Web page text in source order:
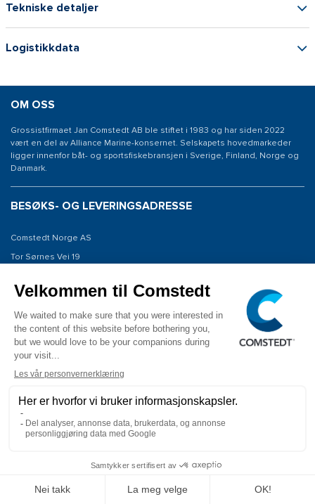
Tekniske detaljer
Logistikkdata
OM OSS
Grossistfirmaet Jan Comstedt AB ble stiftet i 1983 og har siden 2022
vært en del av Alliance Marine-konsernet. Selskapets hovedmarkeder
ligger innenfor båt- og sportsfiskebransjen i Sverige, Finland, Norge og
Danmark.
BESØKS- OG LEVERINGSADRESSE
Comstedt Norge AS
Tor Sørnes Vei 19
Norway
KONTAKT OSS
COPYRIGHT © 2026 Comstedt Norge AS ALLE RETTIGHETER FORBEHOLDT.